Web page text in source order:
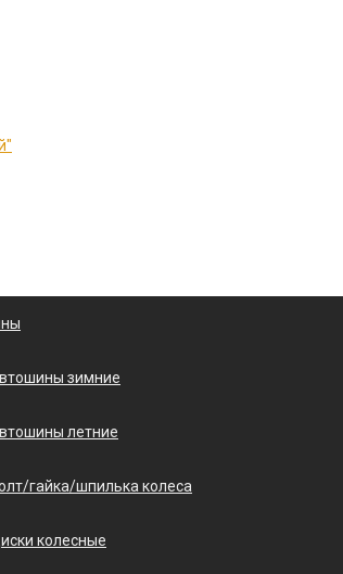
зимние
летние
гайка/шпилька колеса
колесные